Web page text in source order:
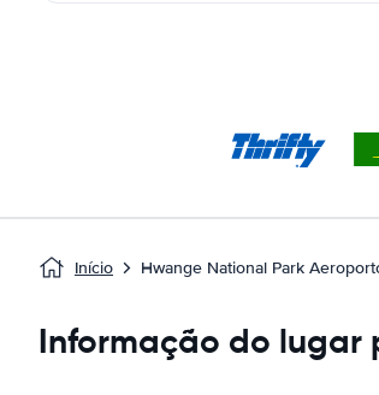
Início Hwange National Park
Informação do lugar